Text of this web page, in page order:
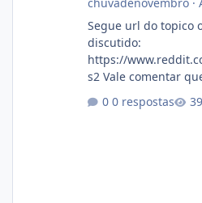
Segue url do topico
discutido:
https://
s2 Vale comentar
0 respostas